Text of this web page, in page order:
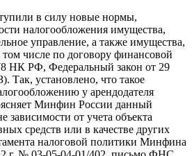
в силу новые нормы,
налогообложения имущества,
управление, а также имущества,
том числе по договору финансовой
НК РФ, Федеральный закон от 29
Так, установлено, что такое
у арендодателя
Минфин России данный
зависимости от учета объекта
средств или в качестве других
налоговой политики Минфина